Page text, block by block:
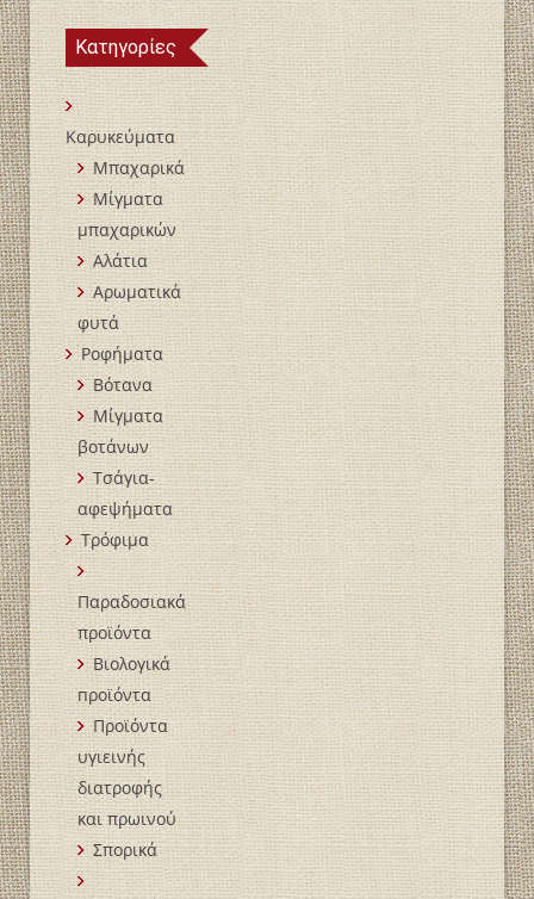
Κατηγορίες
Καρυκεύματα
Μπαχαρικά
Mίγματα
μπαχαρικών
Αλάτια
Αρωματικά
φυτά
Ροφήματα
Βότανα
Μίγματα
βοτάνων
Τσάγια-
αφεψήματα
Τρόφιμα
Παραδοσιακά
προϊόντα
Βιολογικά
пροϊόντα
Προϊόντα
υγιεινής
διατροφής
και πρωινού
Σπορικά